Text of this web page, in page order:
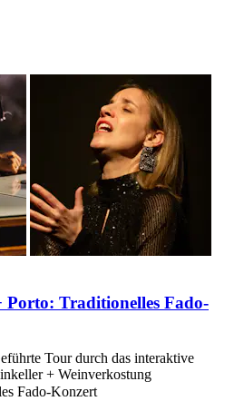
Porto: Traditionelles Fado-
Tour durch das interaktive
+ Weinverkostung
Fado-Konzert